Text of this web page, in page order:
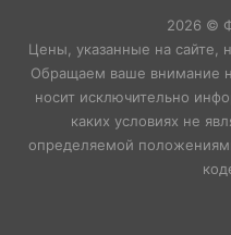
2026 ©
Цены, указанные на сайте,
Обращаем ваше внимание
носит исключительно
каких условиях не
определяемой